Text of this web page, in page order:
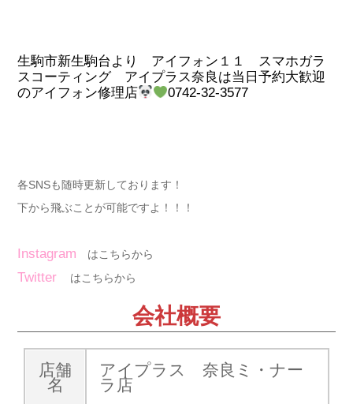
生駒市新生駒台より アイフォン１１ スマホガラ
スコーティング アイプラス奈良は当日予約大歓迎
のアイフォン修理店
0742-32-3577
各SNSも随時更新しております！
下から飛ぶことが可能ですよ！！！
Instagram はこちらから
Twitter はこちらから
会社概要
店舗
名
アイプラス 奈良ミ・ナー
ラ店